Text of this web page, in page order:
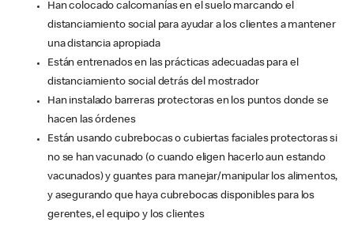
Han colocado calcomanías en el suelo marcando el
distanciamiento social para ayudar a los clientes a mantener
una distancia apropiada
Están entrenados en las prácticas adecuadas para el
distanciamiento social detrás del mostrador
Han instalado barreras protectoras en los puntos donde se
hacen las órdenes
Están usando cubrebocas o cubiertas faciales protectoras si
no se han vacunado (o cuando eligen hacerlo aun estando
vacunados) y guantes para manejar/manipular los alimentos,
y asegurando que haya cubrebocas disponibles para los
gerentes, el equipo y los clientes